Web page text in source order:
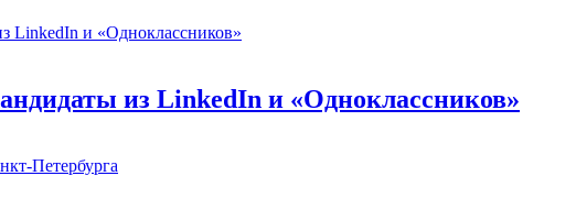
из LinkedIn и «Одноклассников»